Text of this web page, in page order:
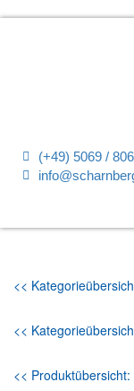
(+49) 5069 /
<<
<<
<<